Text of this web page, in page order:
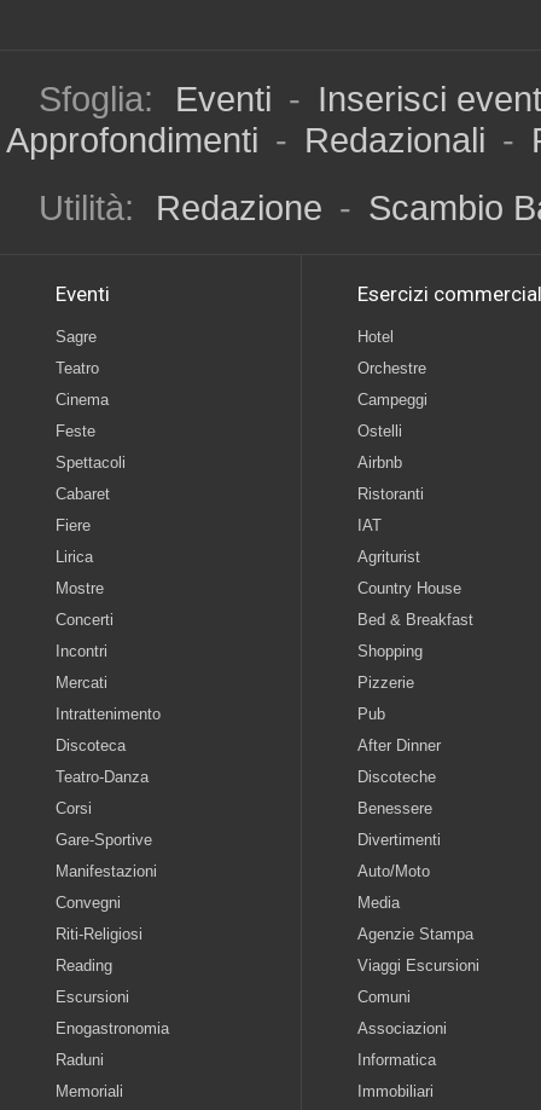
Sfoglia: Eventi - Inserisci
Approfondimenti - Redazionali -
Utilità:
Redazione - Scambio
Eventi
Sagre
Teatro
Cinema
Feste
Spettacoli
Cabaret
Fiere
Lirica
Mostre
Concerti
Incontri
Mercati
Intrattenimento
Discoteca
Teatro-Danza
Corsi
Gare-Sportive
Manifestazioni
Convegni
Riti-Religiosi
Reading
Escursioni
Enogastronomia
Raduni
Memoriali
Esercizi
Hotel
Orchestre
Campeggi
Ostelli
Airbnb
Ristoranti
IAT
Agriturist
Country House
Bed & Breakfast
Shopping
Pizzerie
Pub
After Dinner
Discoteche
Benessere
Divertimenti
Auto/Moto
Media
Agenzie Stampa
Viaggi Escursioni
Comuni
Associazioni
Informatica
Immobiliari